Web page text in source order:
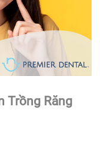
Trồng Răng